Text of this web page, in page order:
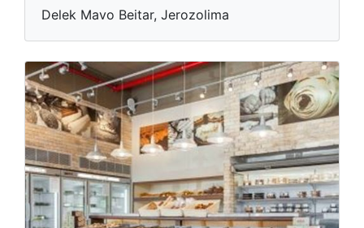
Delek Mavo Beitar, Jerozolima